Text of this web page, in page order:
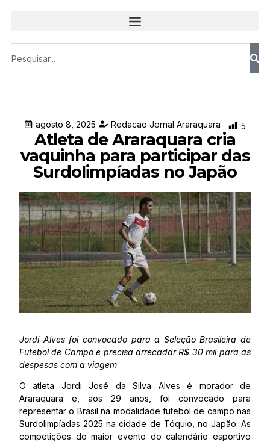
agosto 8, 2025 Redacao Jornal Araraquara 5
Atleta de Araraquara cria
vaquinha para participar das
Surdolimpíadas no Japão
Jordi Alves foi convocado para a Seleção Brasileira de
Futebol de Campo e precisa arrecadar R$ 30 mil para as
despesas com a viagem
O atleta Jordi José da Silva Alves é morador de
Araraquara e, aos 29 anos, foi convocado para
representar o Brasil na modalidade futebol de campo nas
Surdolimpíadas 2025 na cidade de Tóquio, no Japão. As
competições do maior evento do calendário esportivo